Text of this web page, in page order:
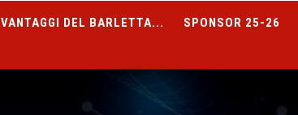
VANTAGGI DEL BARLETTA... SPONSOR 25-26